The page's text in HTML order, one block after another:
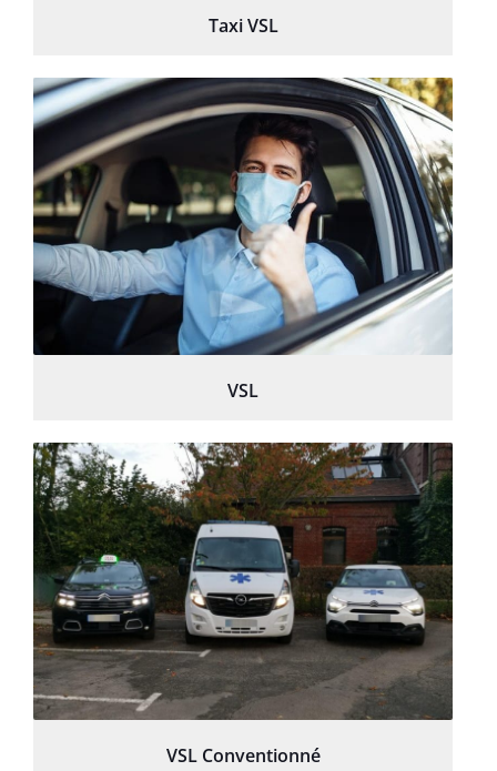
Taxi VSL
VSL
VSL Conventionné